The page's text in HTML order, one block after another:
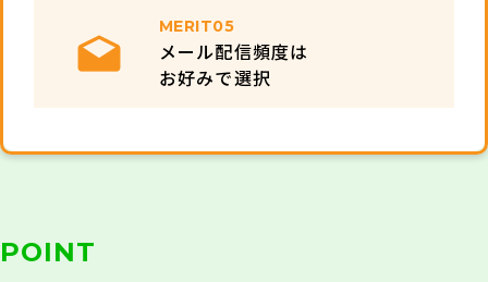
MERIT05
メール配信頻度は
お好みで選択
POINT